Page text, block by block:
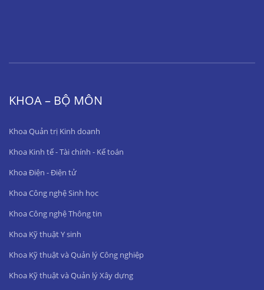
KHOA – BỘ MÔN
Khoa Quản trị Kinh doanh
Khoa Kinh tế - Tài chính - Kế toán
Khoa Điện - Điện tử
Khoa Công nghệ Sinh học
Khoa Công nghệ Thông tin
Khoa Kỹ thuật Y sinh
Khoa Kỹ thuật và Quản lý Công nghiệp
Khoa Kỹ thuật và Quản lý Xây dựng